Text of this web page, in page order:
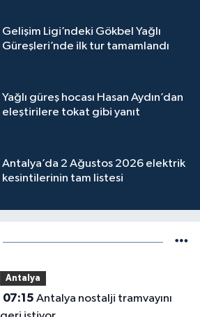
Gelişim Ligi’ndeki Gökbel Yağlı
Güreşleri’nde ilk tur tamamlandı
Yağlı güreş hocası Hasan Aydın’dan
eleştirilere tokat gibi yanıt
Antalya’da 2 Ağustos 2026 elektrik
kesintilerinin tam listesi
Antalya
07:15